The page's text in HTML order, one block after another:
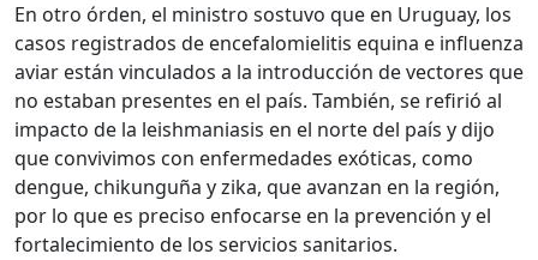
En otro órden, el ministro sostuvo que en Uruguay, los
casos registrados de encefalomielitis equina e influenza
aviar están vinculados a la introducción de vectores que
no estaban presentes en el país. También, se refirió al
impacto de la leishmaniasis en el norte del país y dijo
que convivimos con enfermedades exóticas, como
dengue, chikunguña y zika, que avanzan en la región,
por lo que es preciso enfocarse en la prevención y el
fortalecimiento de los servicios sanitarios.